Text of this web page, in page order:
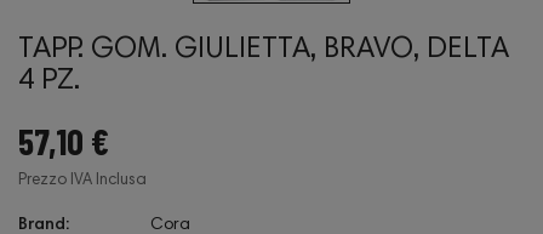
TAPP. GOM. GIULIETTA, BRAVO, DELTA
4 PZ.
57,10 €
Prezzo IVA Inclusa
Brand:
Cora